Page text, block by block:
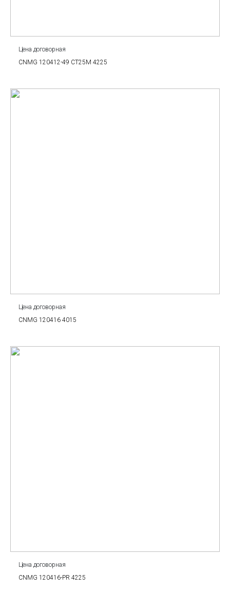
Цена договорная
CNMG 120412-49 CT25M 4225
Цена договорная
CNMG 120416 4015
Цена договорная
CNMG 120416-PR 4225